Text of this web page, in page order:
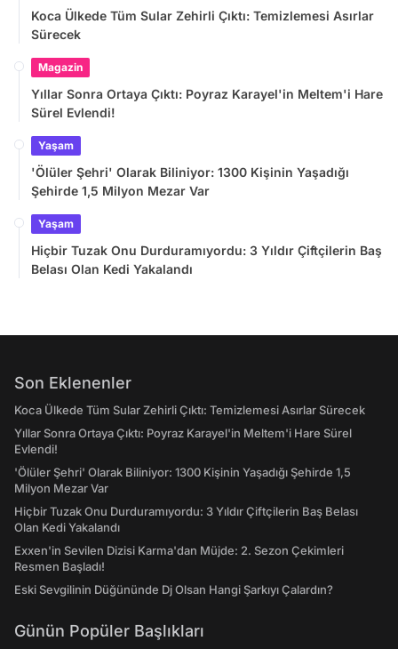
Koca Ülkede Tüm Sular Zehirli Çıktı: Temizlemesi Asırlar
Sürecek
Magazin
Yıllar Sonra Ortaya Çıktı: Poyraz Karayel'in Meltem'i Hare
Sürel Evlendi!
Yaşam
'Ölüler Şehri' Olarak Biliniyor: 1300 Kişinin Yaşadığı
Şehirde 1,5 Milyon Mezar Var
Yaşam
Hiçbir Tuzak Onu Durduramıyordu: 3 Yıldır Çiftçilerin Baş
Belası Olan Kedi Yakalandı
Son Eklenenler
Koca Ülkede Tüm Sular Zehirli Çıktı: Temizlemesi Asırlar Sürecek
Yıllar Sonra Ortaya Çıktı: Poyraz Karayel'in Meltem'i Hare Sürel
Evlendi!
'Ölüler Şehri' Olarak Biliniyor: 1300 Kişinin Yaşadığı Şehirde 1,5
Milyon Mezar Var
Hiçbir Tuzak Onu Durduramıyordu: 3 Yıldır Çiftçilerin Baş Belası
Olan Kedi Yakalandı
Exxen'in Sevilen Dizisi Karma'dan Müjde: 2. Sezon Çekimleri
Resmen Başladı!
Eski Sevgilinin Düğününde Dj Olsan Hangi Şarkıyı Çalardın?
Günün Popüler Başlıkları